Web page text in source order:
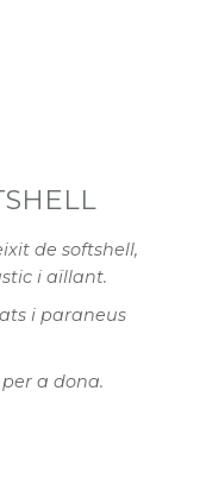
de softshell,
i aïllant.
i paraneus
a dona.